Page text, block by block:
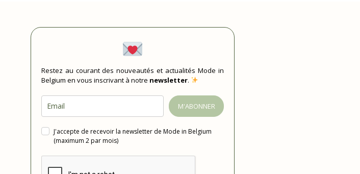
Restez au courant des nouveautés et actualités Mode in
Belgium en vous inscrivant à notre newsletter.
M'ABONNER
J'accepte de recevoir la newsletter de Mode in Belgium
(maximum 2 par mois)